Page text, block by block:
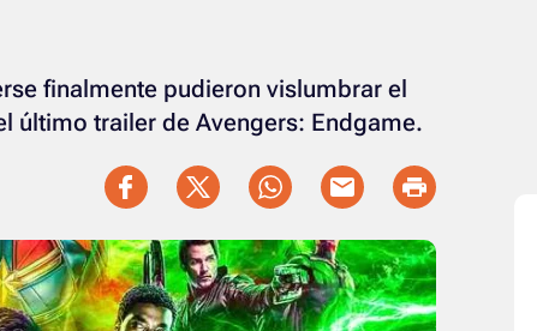
finalmente pudieron vislumbrar el
último trailer de Avengers: Endgame.